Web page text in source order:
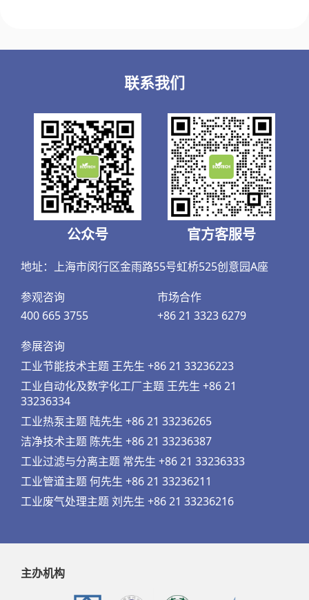
联系我们
公众号 官方客服号
地址：上海市闵行区金雨路55号虹桥525创意园A座
参观咨询
400 665 3755
市场合作
+86 21 3323 6279
参展咨询
工业节能技术主题 王先生 +86 21 33236223
工业自动化及数字化工厂主题 王先生 +86 21
33236334
工业热泵主题 陆先生 +86 21 33236265
洁净技术主题 陈先生 +86 21 33236387
工业过滤与分离主题 常先生 +86 21 33236333
工业管道主题 何先生 +86 21 33236211
工业废气处理主题 刘先生 +86 21 33236216
主办机构